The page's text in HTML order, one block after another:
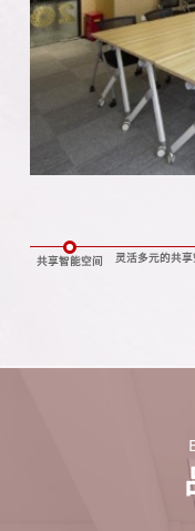
共享智能空间 灵活多元的共